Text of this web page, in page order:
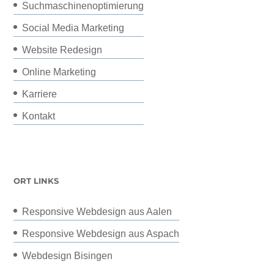
Suchmaschinenoptimierung
Social Media Marketing
Website Redesign
Online Marketing
Karriere
Kontakt
ORT LINKS
Responsive Webdesign aus Aalen
Responsive Webdesign aus Aspach
Webdesign Bisingen